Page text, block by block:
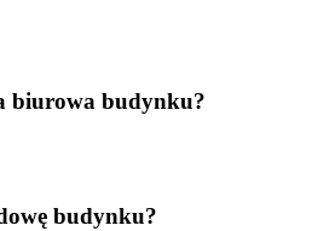
biurowa budynku?
budynku?